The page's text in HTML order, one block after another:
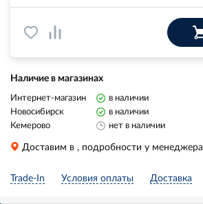
Наличие в магазинах
Интернет-магазин
в наличии
Новосибирск
в наличии
Кемерово
нет в наличии
Доставим в , подробности у менеджера
Trade-In Условия оплаты Доставка